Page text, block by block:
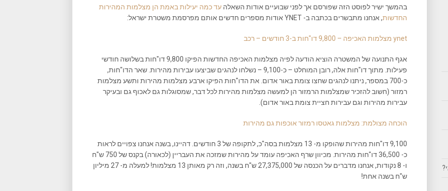
בהמשך ישיר לפוסט הזה שפורסם אך לפני שבועיים אודות השאלה עד כמה יעילות באמת הן מצלמות המהירות
החדשות, אנחנו מתבשרים בכתבה ב- YNET אודות מספרים חדשים אותם מפרסמת משטרת ישראל:
ynet מצלמות האכיפה – 9,800 דו"חות ב-3 חודשים – רכב
אגף התנועה של המשטרה הוציא הודעה לפיה מצלמות האכיפה החדשות הפיקו 9,800 דו"חות בשלושה חודשי
פעילות. מתוך דו"חות אלה, רובן המוחלט – כ-9,100 – נשלחו לנהגים שביצעו עבירות מהירות. שאר הדו"חות,
כ-700 במספר, ניתנו לנהגים שחצו צומת באור אדום. את הדו"חות הפיקו ארבע מצלמות מהירות ותשע מצלמות
רמזור (חשוב להזכיר שמצלמות הרמזור הן למעשה מצלמות מהירות לכל דבר, שמסוגלות גם לאכוף גם ובעיקר
עבירות מהירות וגם עבירות חציית צומת באור אדום).
הוכחה מצולמת: מצלמות גאטסו רמזור אוכפות גם מהירות
9,100 דו"חות מהירות שהופקו מ- 13 מצלמות בסה"כ, לתקופה של 3 חודשים. דהיינו, בשנה אנחנו צפויים לראות
כ- 36,500 דו"חות מהירות. מכיוון שרף האכיפה עומד על מהירות שמזכה את העבריין (לכאורה) בקנס של 750 ש"ח
ו- 8 נקודות, אנחנו מדברים על הכנסה של 27,375,000 ש"ח בשנה, וזה רק מאותן 13 מצלמות! למעלה מ- 27 מיליון
ש"ח בשנה אחת!